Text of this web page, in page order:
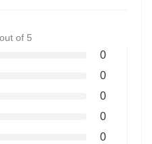
out of 5
0
0
0
0
0